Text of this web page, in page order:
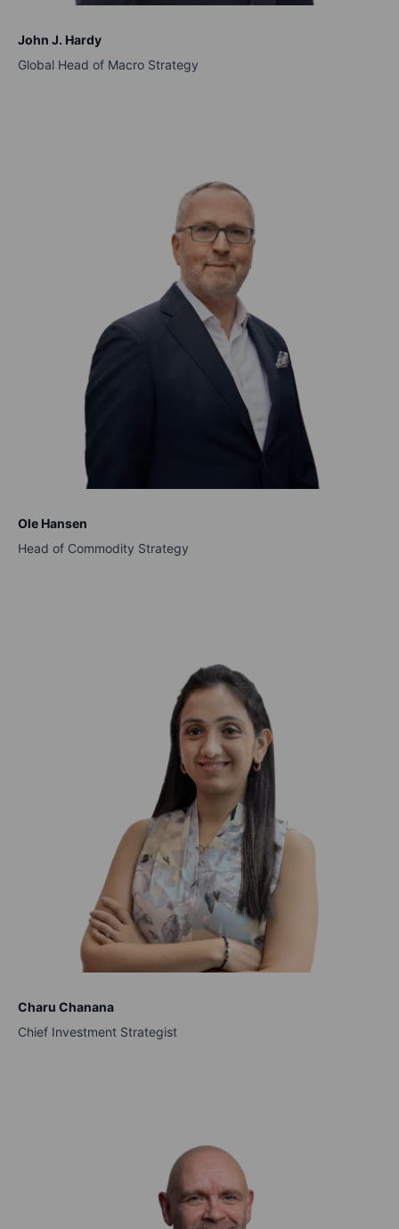
John J. Hardy
Global Head of Macro Strategy
Ole Hansen
Head of Commodity Strategy
Charu Chanana
Chief Investment Strategist